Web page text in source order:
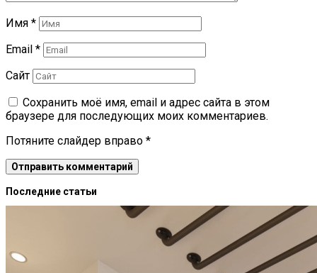
Имя *
Email *
Сайт
Сохранить моё имя, email и адрес сайта в этом
браузере для последующих моих комментариев.
Потяните слайдер вправо *
Последние статьи